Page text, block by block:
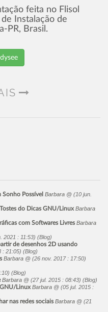
feita no Flisol
Instalação de
PR, Brasil.
Possível Barbara @ (10 jun.
do Dicas GNU/Linux Barbara
com Softwares Livres Barbara
2021 : 11:53) (Blog)
de desenhos 2D usando
: 21:05) (Blog)
Barbara @ (26 nov. 2017 : 17:50)
) (Blog)
Barbara @ (27 jul. 2015 : 08:43) (Blog)
Linux Barbara @ (05 jul. 2015 :
nas redes sociais Barbara @ (21